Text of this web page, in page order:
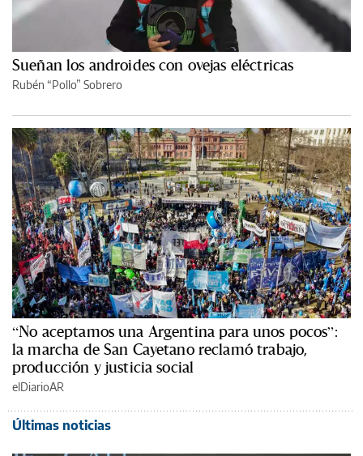
Sueñan los androides con ovejas eléctricas
Rubén “Pollo” Sobrero
“No aceptamos una Argentina para unos pocos”:
la marcha de San Cayetano reclamó trabajo,
producción y justicia social
elDiarioAR
Últimas noticias